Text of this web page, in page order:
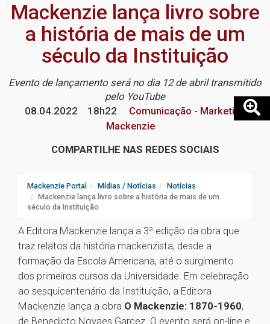
Mackenzie lança livro sobre
a história de mais de um
século da Instituição
Evento de lançamento será no dia 12 de abril transmitido
pelo YouTube
08.04.2022
18h22
Comunicação - Marketing
Mackenzie
COMPARTILHE NAS REDES SOCIAIS
Mackenzie Portal Mídias / Notícias
Notícias
Mackenzie lança livro sobre a história de mais de um
século da Instituição
A Editora Mackenzie lança a 3ª edição da obra que
traz relatos da história mackenzista, desde a
formação da Escola Americana, até o surgimento
dos primeiros cursos da Universidade. Em celebração
ao sesquicentenário da Instituição, a Editora
Mackenzie lança a obra O Mackenzie: 1870-1960,
de Benedicto Novaes Garcez. O evento será on-line e